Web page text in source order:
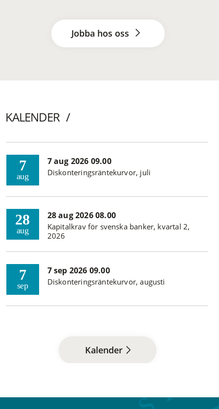
Jobba hos oss
KALENDER
7
aug
7 aug 2026 09.00
Diskonteringsräntekurvor, juli
28
aug
28 aug 2026 08.00
Kapitalkrav för svenska banker, kvartal 2,
2026
7
sep
7 sep 2026 09.00
Diskonteringsräntekurvor, augusti
Kalender